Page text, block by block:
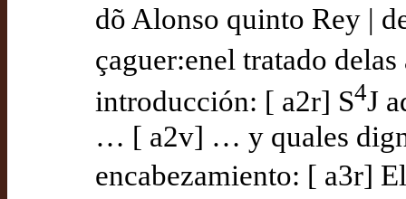
dõ Alonso quinto Rey |
çaguer:enel tratado
introducción: [ a2r] S4J
… [ a2v] … y quales
encabezamiento: [ a3r]